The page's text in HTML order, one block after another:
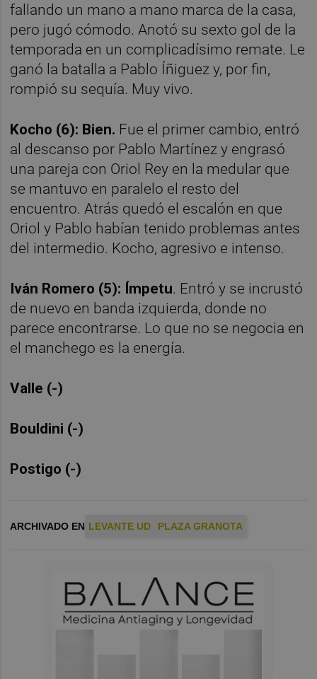
fallando un mano a mano marca de la casa,
pero jugó cómodo. Anotó su sexto gol de la
temporada en un complicadísimo remate. Le
ganó la batalla a Pablo Íñiguez y, por fin,
rompió su sequía. Muy vivo.
Kocho (6): Bien. Fue el primer cambio, entró
al descanso por Pablo Martínez y engrasó
una pareja con Oriol Rey en la medular que
se mantuvo en paralelo el resto del
encuentro. Atrás quedó el escalón en que
Oriol y Pablo habían tenido problemas antes
del intermedio. Kocho, agresivo e intenso.
Iván Romero (5): Ímpetu. Entró y se incrustó
de nuevo en banda izquierda, donde no
parece encontrarse. Lo que no se negocia en
el manchego es la energía.
Valle (-)
Bouldini (-)
Postigo (-)
ARCHIVADO EN LEVANTE UD PLAZA GRANOTA